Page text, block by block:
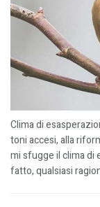
Clima di
toni accesi, alla
mi sfugge il clima di
fatto, qualsiasi